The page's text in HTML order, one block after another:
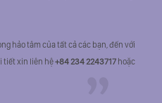
hảo tâm của tất cả các bạn, đến với
tiết xin liên hệ+84 234 2243717 hoặc